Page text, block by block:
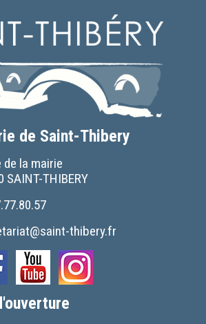
de Saint-Thibery
de la mairie
SAINT-THIBERY
thibery.fr